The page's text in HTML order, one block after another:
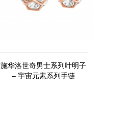
施华洛世奇男士系列叶明子
– 宇宙元素系列手链